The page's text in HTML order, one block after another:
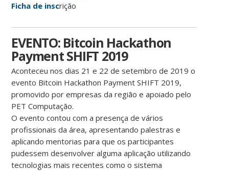
Ficha de inscrição
EVENTO: Bitcoin Hackathon
Payment SHIFT 2019
Aconteceu nos dias 21 e 22 de setembro de 2019 o
evento Bitcoin Hackathon Payment SHIFT 2019,
promovido por empresas da região e apoiado pelo
PET Computação.
O evento contou com a presença de vários
profissionais da área, apresentando palestras e
aplicando mentorias para que os participantes
pudessem desenvolver alguma aplicação utilizando
tecnologias mais recentes como o sistema